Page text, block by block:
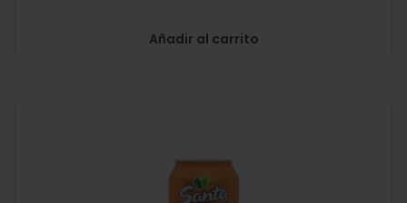
Añadir al carrito